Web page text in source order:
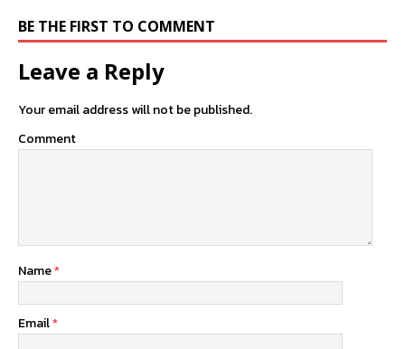
BE THE FIRST TO COMMENT
Leave a Reply
Your email address will not be published.
Comment
Name*
Email*